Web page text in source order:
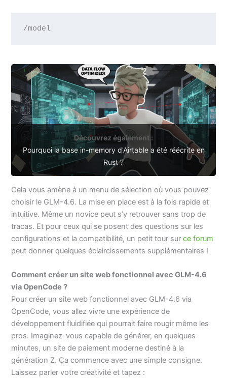
/model
Découvrez également :
Pourquoi la base in-memory d'Airtable a été réécrite en
Rust ?
Cela vous amène à un menu de sélection où vous pouvez
choisir le GLM-4.6. La mise en place est à la fois rapide et
intuitive. Même un novice peut s’y retrouver sans trop de
tracas. Et pour ceux qui se posent des questions sur les
configurations et la compatibilité, un petit tour surce forum
peut donner quelques éclaircissements supplémentaires !
Comment créer un site web fonctionnel avec GLM-4.6
via OpenCode ?
Pour créer un site web fonctionnel avec GLM-4.6 via
OpenCode, vous allez vivre une expérience de
développement fluidifiée qui pourrait faire rougir même les
pros. Imaginez-vous capable de générer, en quelques
minutes, un site de paiement moderne destiné à la
génération Z. Ça commence avec une simple consigne.
Laissez parler votre créativité et tapez :